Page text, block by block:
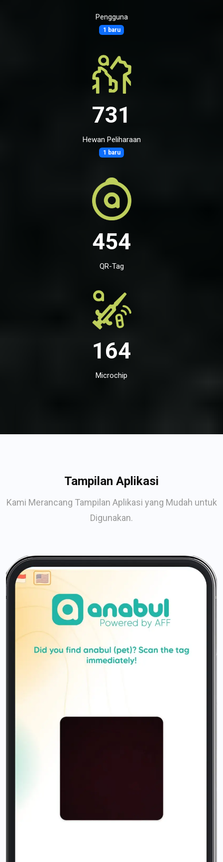
Pengguna
1 baru
731
Hewan Peliharaan
1 baru
454
QR-Tag
164
Microchip
Tampilan Aplikasi
Kami Merancang Tampilan Aplikasi yang Mudah untuk
Digunakan.